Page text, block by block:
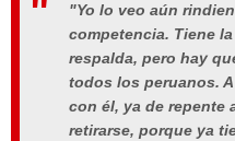
"Yo lo veo aún
competencia. Tiene
respalda, pero hay
todos los peruanos.
con él, ya de repente
retirarse, porque ya